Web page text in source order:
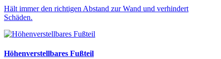
Hält immer den richtigen Abstand zur Wand und verhindert
Schäden.
Höhenverstellbares Fußteil